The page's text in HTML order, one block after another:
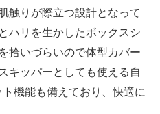
触りが際立つ設計となって
ハリを生かしたボックスシ
拾いづらいので体型カバー
キッパーとしても使える自
機能も備えており、快適に